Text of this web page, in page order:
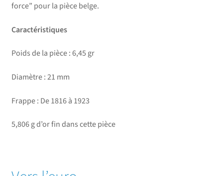
force” pour la pièce belge.
Caractéristiques
Poids de la pièce : 6,45 gr
Diamètre : 21 mm
Frappe : De 1816 à 1923
5,806 g d’or fin dans cette pièce